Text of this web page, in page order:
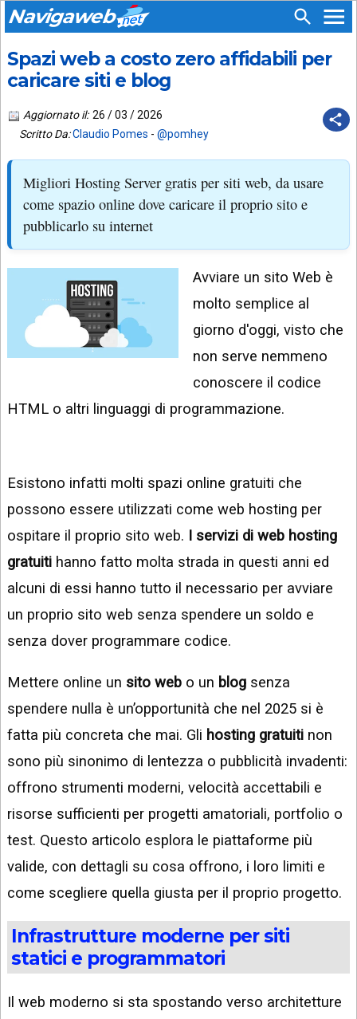
Navigaweb
HOME
SIAMO
SUPPORTO
CONTATTA
PIÙ
LETTI
ARCHIVIO
VIDEO
ARGOMENTI:
ANDROID
AI
APPS
APPS
WINDOWS
WEB
SEGUICI
SU:
APP
ANDROID
EMAIL
TELEGRAM
TIKTOK
X
INSTAGRAM
NEWS
Spazi web a costo zero affidabili per
caricare siti e blog
Aggiornato il: 26 / 03 / 2026
Scritto Da:Claudio Pomes - @pomhey
Migliori Hosting Server gratis per siti web, da usare
come spazio online dove caricare il proprio sito e
pubblicarlo su internet
Avviare un sito Web è
molto semplice al
giorno d'oggi, visto che
non serve nemmeno
conoscere il codice
HTML o altri linguaggi di programmazione.
Esistono infatti molti spazi online gratuiti che
possono essere utilizzati come web hosting per
ospitare il proprio sito web. I servizi di web hosting
gratuiti hanno fatto molta strada in questi anni ed
alcuni di essi hanno tutto il necessario per avviare
un proprio sito web senza spendere un soldo e
senza dover programmare codice.
Mettere online un sito web o un blog senza
spendere nulla è un’opportunità che nel 2025 si è
fatta più concreta che mai. Gli hosting gratuiti non
sono più sinonimo di lentezza o pubblicità invadenti:
offrono strumenti moderni, velocità accettabili e
risorse sufficienti per progetti amatoriali, portfolio o
test. Questo articolo esplora le piattaforme più
valide, con dettagli su cosa offrono, i loro limiti e
come scegliere quella giusta per il proprio progetto.
Infrastrutture moderne per siti
statici e programmatori
Il web moderno si sta spostando verso architetture